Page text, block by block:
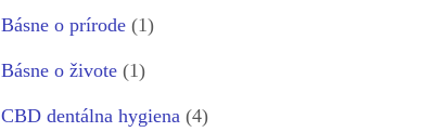
Básne o prírode (1)
Básne o živote (1)
CBD dentálna hygiena (4)